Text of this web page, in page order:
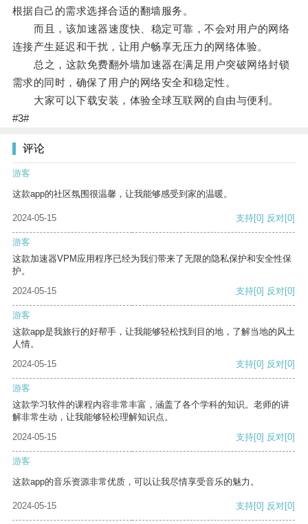
根据自己的需求选择合适的翻墙服务。
而且，该加速器速度快、稳定可靠，不会对用户的网络
连接产生延迟和干扰，让用户畅享无压力的网络体验。
总之，这款免费翻外墙加速器在满足用户突破网络封锁
需求的同时，确保了用户的网络安全和稳定性。
大家可以下载安装，体验全球互联网的自由与便利。
#3#
评论
游客
这款app的社区氛围很温馨，让我能够感受到家的温暖。
2024-05-15 支持[0] 反对[0]
游客
这款加速器VPM应用程序已经为我们带来了无限的隐私保护和安全性保
护。
2024-05-15
支持[0] 反对[0]
游客
这款app是我旅行的好帮手，让我能够轻松找到目的地，了解当地的风土
人情。
2024-05-15
支持[0] 反对[0]
游客
这款学习软件的课程内容非常丰富，涵盖了各个学科的知识。老师的讲
解非常生动，让我能够轻松理解知识点。
2024-05-15
支持[0] 反对[0]
游客
这款app的音乐资源非常优质，可以让我尽情享受音乐的魅力。
2024-05-15 支持[0] 反对[0]